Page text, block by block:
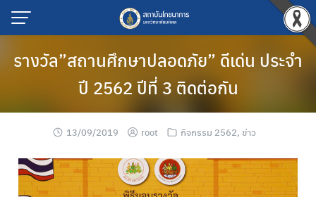
รางวัล”สถานศึกษาปลอดภัย” ดีเด่น ประจำ
ปี 2562 ปีที่ 3 ติดต่อกัน
13/09/2019 root กิจกรรม 2562, ข่าว